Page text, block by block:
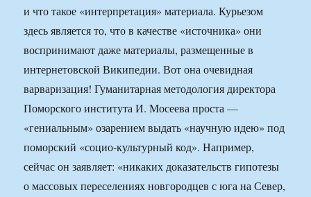
и что такое «интерпретация» материала. Курьезом
здесь является то, что в качестве «источника» они
воспринимают даже материалы, размещенные в
интернетовской Википедии. Вот она очевидная
варваризация! Гуманитарная методология директора
Поморского института И. Мосеева проста —
«гениальным» озарением выдать «научную идею» под
поморский «социо-культурный код». Например,
сейчас он заявляет: «никаких доказательств гипотезы
о массовых переселениях новгородцев с юга на Север,